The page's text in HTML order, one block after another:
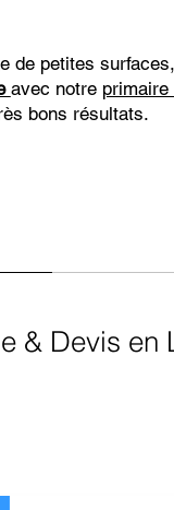
de petites
avec notre primaire
bons résultats.
& Devis en